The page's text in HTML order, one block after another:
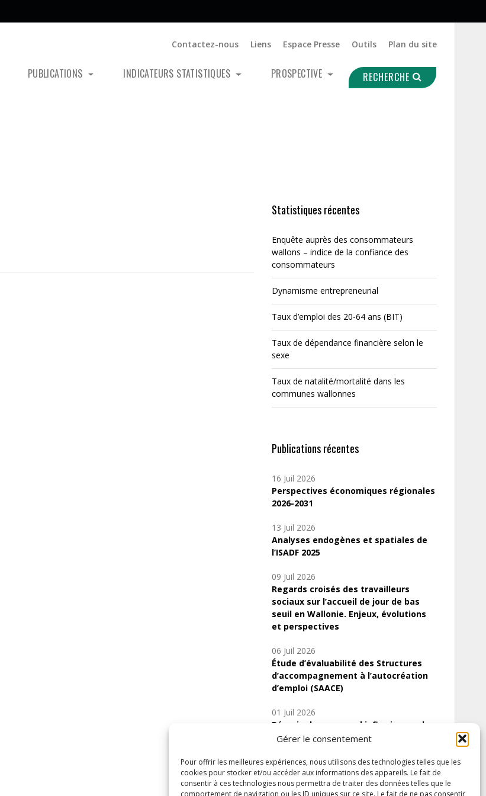
Gérer le consentement
Pour offrir les meilleures expériences, nous utilisons des technologies telles que les
cookies pour stocker et/ou accéder aux informations des appareils. Le fait de
consentir à ces technologies nous permettra de traiter des données telles que le
comportement de navigation ou les ID uniques sur ce site. Le fait de ne pas consentir
Contactez-nous Liens Espace Presse Outils Plan du site
PUBLICATIONS INDICATEURS STATISTIQUES PROSPECTIVE RECHERCHE
Statistiques récentes
Enquête auprès des consommateurs
wallons – indice de la confiance des
consommateurs
Dynamisme entrepreneurial
Taux d’emploi des 20-64 ans (BIT)
Taux de dépendance financière selon le
sexe
Taux de natalité/mortalité dans les
communes wallonnes
Publications récentes
16 Juil 2026
Perspectives économiques régionales
2026-2031
13 Juil 2026
Analyses endogènes et spatiales de
l’ISADF 2025
09 Juil 2026
Regards croisés des travailleurs
sociaux sur l’accueil de jour de bas
seuil en Wallonie. Enjeux, évolutions
et perspectives
06 Juil 2026
Étude d’évaluabilité des Structures
d’accompagnement à l’autocréation
d’emploi (SAACE)
01 Juil 2026
Pénurie du personnel infirmier :quels
indicateurs d’offre de soins pour